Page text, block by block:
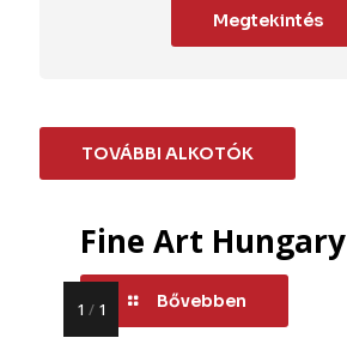
Megtekintés
TOVÁBBI ALKOTÓK
Fine Art Hungary
Bővebben
1 / 1